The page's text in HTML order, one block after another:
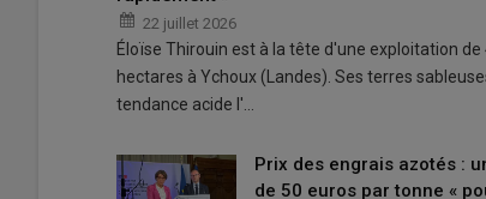
Que montrent ces études
Les dernières études (post-2023) montrent un
cancers. C’est le cas d’une étude menée sur
22 juillet 2026
Éloïse Thirouin est à la tête d'une exploitation de
hectares à Ychoux (Landes). Ses terres
tendance acide l'…
Prix des engrais azotés :
de 50 euros par tonne «